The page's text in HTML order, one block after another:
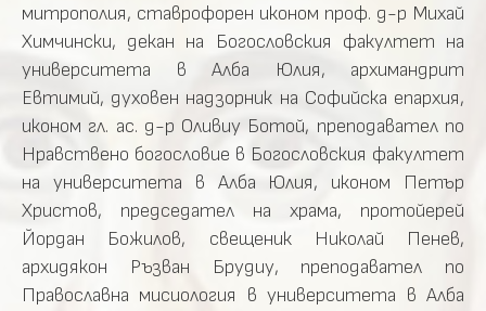
митрополия, ставрофорен иконом проф. д-р Михай
Химчински, декан на Богословския факултет на
университета в Алба Юлия, архимандрит
Евтимий, духовен надзорник на Софийска епархия,
иконом гл. ас. д-р Оливиу Ботой, преподавател по
Нравствено богословие в Богословския факултет
на университета в Алба Юлия, иконом Петър
Христов, председател на храма, протойерей
Йордан Божилов, свещеник Николай Пенев,
архидякон Ръзван Брудиу, преподавател по
Православна мисиология в университета в Алба